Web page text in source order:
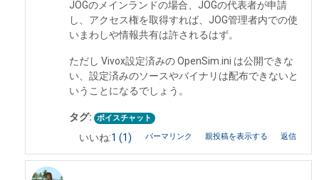
JOGのメインランドの場合、JOGの代表者が申請
し、アクセス権を取得すれば、JOG管理者内での使
いまわしや情報共有は許されるはず。
ただし Vivox設定済みの OpenSim.ini は公開できな
い、設定済みのソースやバイナリは配布できないと
いうことになるでしょう。
タグ: ボイスチャット
いいね:1 (1) パーマリンク 親投稿を表示する 返信